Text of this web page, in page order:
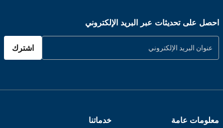
احصل على تحديثات عبر البريد الإلكتروني
اشترك
معلومات عامة
خدماتنا